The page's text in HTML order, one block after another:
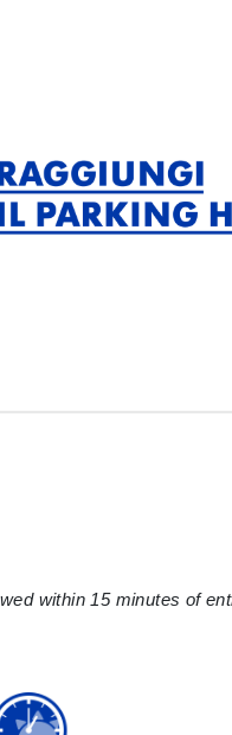
within 15 minutes of